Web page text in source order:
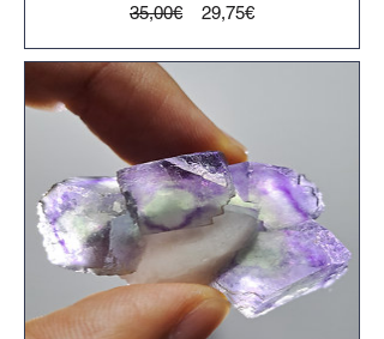
35,00€
Preço
29,75€Preço